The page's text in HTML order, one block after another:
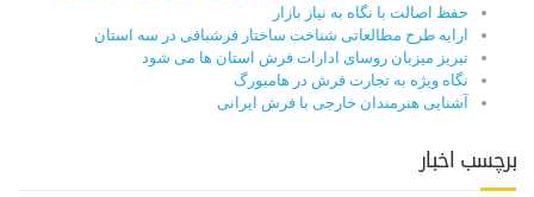
حفظ اصالت با نگاه به نیاز بازار
ارایه طرح مطالعاتی شناخت ساختار فرشبافی در سه استان
تبریز میزبان روسای ادارات فرش استان ها می شود
نگاه ویژه به تجارت فرش در هامبورگ
آشنایی هنرمندان خارجی با فرش ایرانی
برچسب اخبار